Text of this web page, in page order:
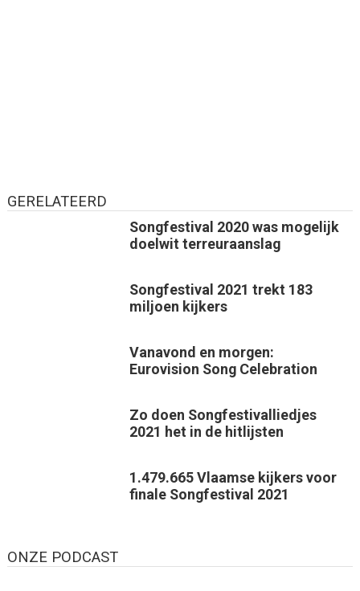
GERELATEERD
Songfestival 2020 was mogelijk
doelwit terreuraanslag
Songfestival 2021 trekt 183
miljoen kijkers
Vanavond en morgen:
Eurovision Song Celebration
Zo doen Songfestivalliedjes
2021 het in de hitlijsten
1.479.665 Vlaamse kijkers voor
finale Songfestival 2021
ONZE PODCAST